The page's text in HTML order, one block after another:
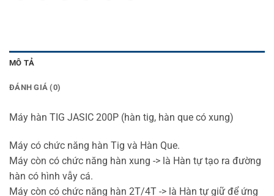
MÔ TẢ
ĐÁNH GIÁ (0)
Máy hàn TIG JASIC 200P (hàn tig, hàn que có xung)
Máy có chức năng hàn Tig và Hàn Que.
Máy còn có chức năng hàn xung -> là Hàn tự tạo ra đường
hàn có hình vẫy cá.
Máy còn có chức năng hàn 2T/4T -> là Hàn tự giữ để ứng